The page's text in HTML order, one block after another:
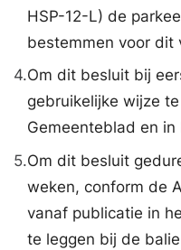
HSP-12-L) de
bestemmen voor dit
4.Om dit besluit bij
gebruikelijke wijze
Gemeenteblad en
5.Om dit besluit
weken, conform de
vanaf publicatie in
te leggen bij de